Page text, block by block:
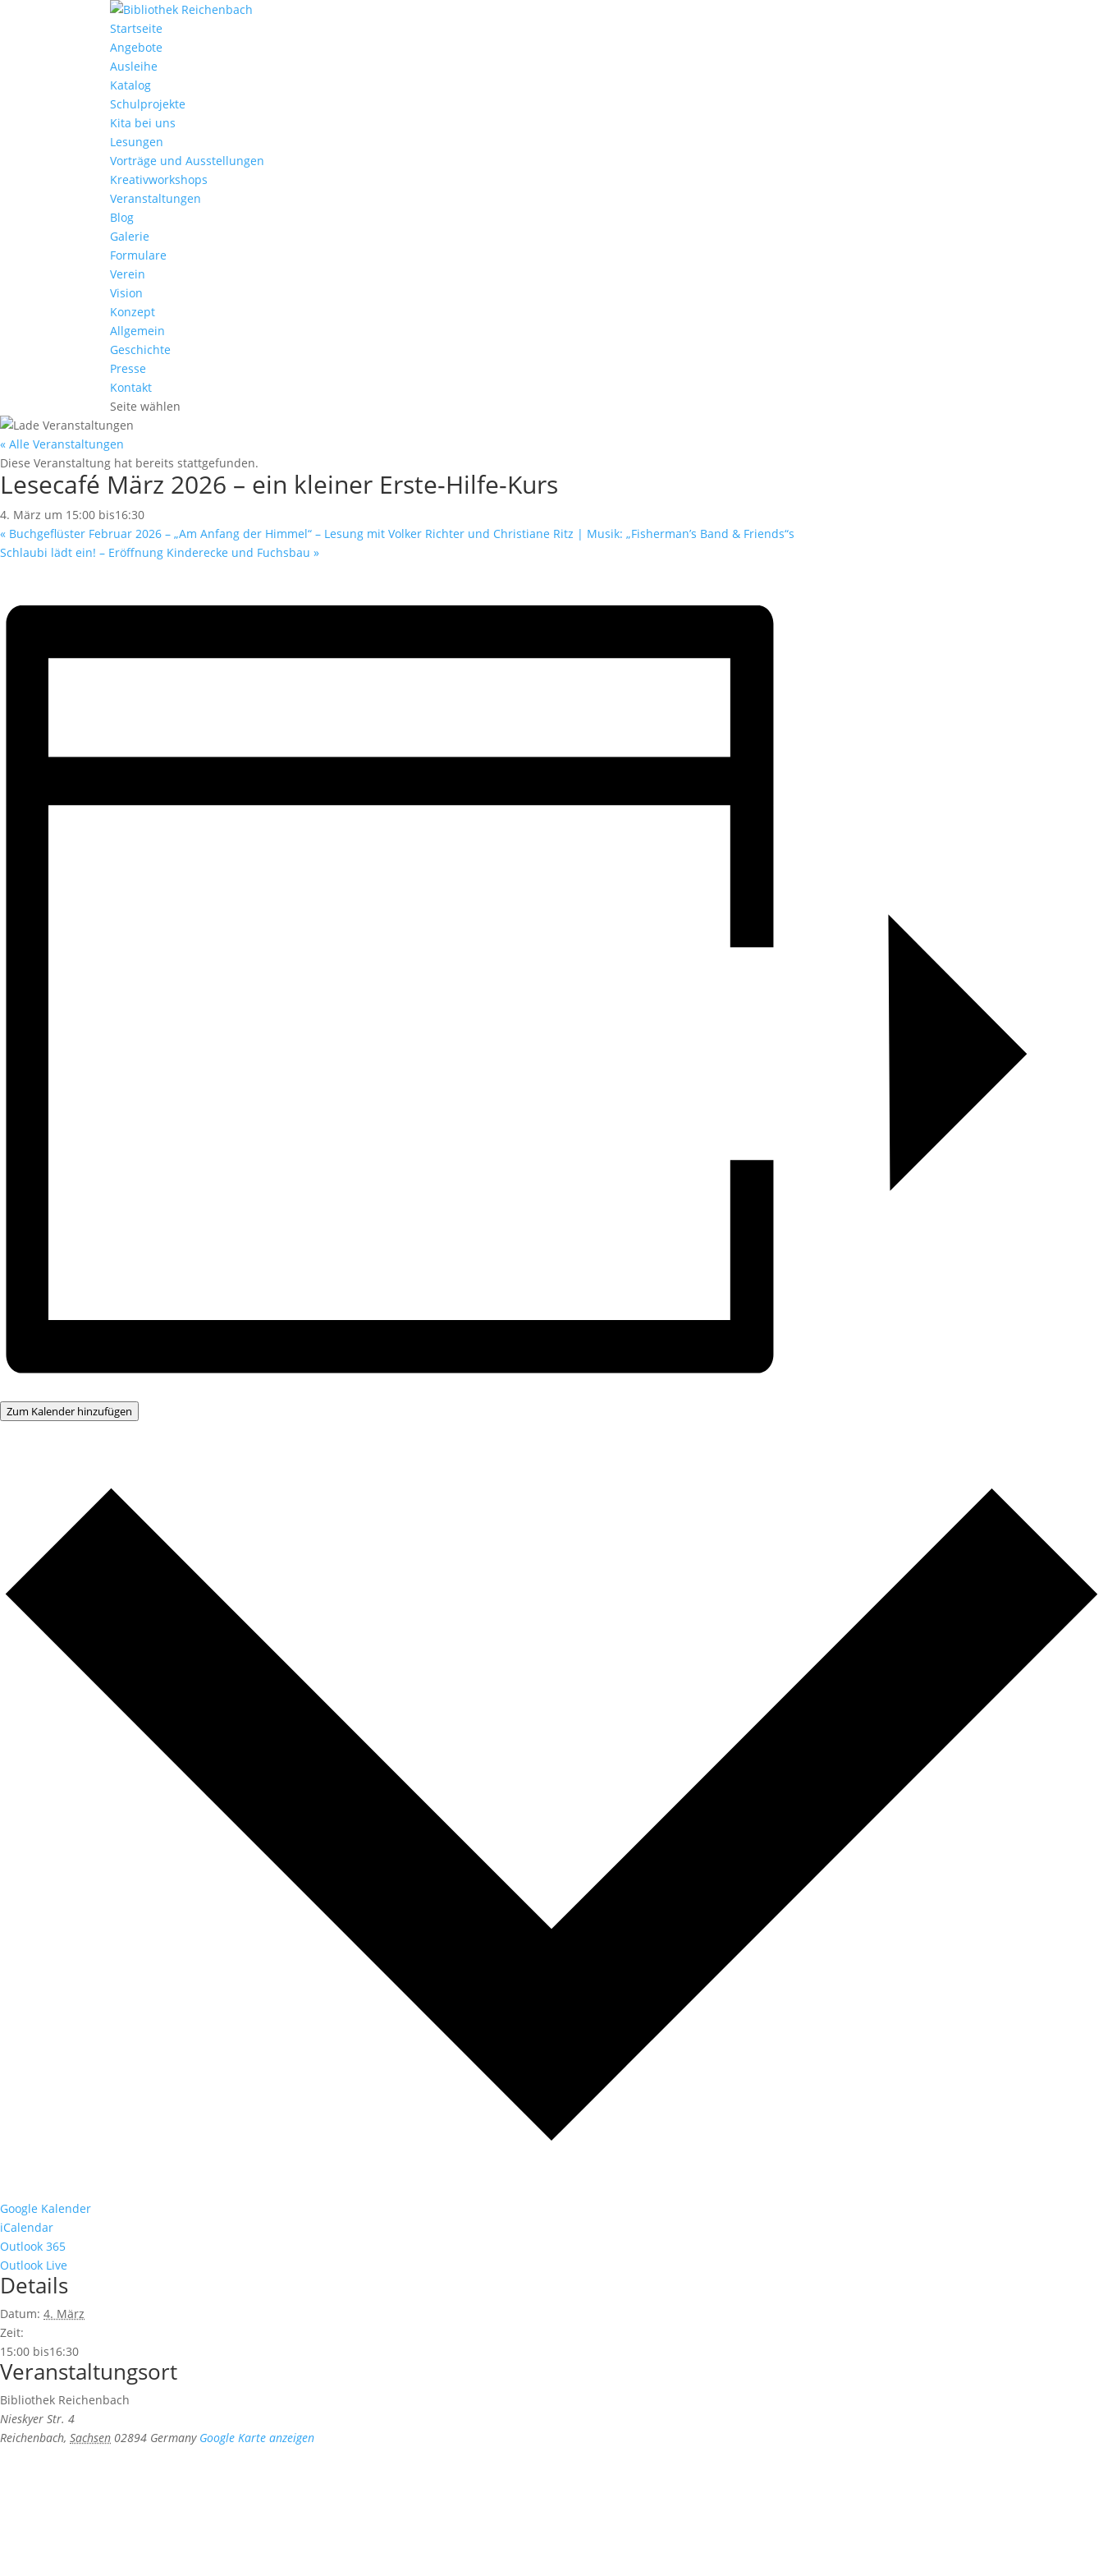
Startseite
Angebote
Ausleihe
Katalog
Schulprojekte
Kita bei uns
Lesungen
Vorträge und Ausstellungen
Kreativworkshops
Veranstaltungen
Blog
Galerie
Formulare
Verein
Vision
Konzept
Allgemein
Geschichte
Presse
Kontakt
Seite wählen
« Alle Veranstaltungen
Diese Veranstaltung hat bereits stattgefunden.
Lesecafé März 2026 – ein kleiner Erste-Hilfe-Kurs
4. März um 15:00 bis16:30
« Buchgeflüster Februar 2026 – „Am Anfang der Himmel“ – Lesung mit Volker Richter und Christiane Ritz | Musik: „Fisherman’s Band & Friends“s
Schlaubi lädt ein! – Eröffnung Kinderecke und Fuchsbau »
Zum Kalender hinzufügen
Google Kalender
iCalendar
Outlook 365
Outlook Live
Details
Datum: 4. März
Zeit:
15:00 bis16:30
Veranstaltungsort
Bibliothek Reichenbach
Nieskyer Str. 4
Reichenbach, Sachsen 02894 Germany Google Karte anzeigen